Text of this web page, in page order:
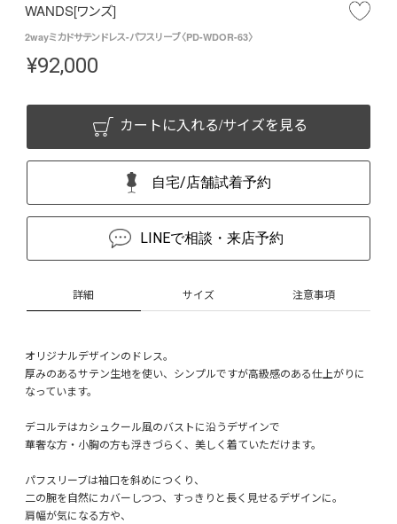
WANDS[ワンズ]
2wayミカドサテンドレス-パフスリーブ〈PD-WDOR-63〉
¥92,000
カートに入れる/サイズを見る
自宅/店舗試着予約
LINEで相談・来店予約
詳細 サイズ 注意事項
オリジナルデザインのドレス。
厚みのあるサテン生地を使い、シンプルですが高級感のある仕上がりに
なっています。
デコルテはカシュクール風のバストに沿うデザインで
華奢な方・小胸の方も浮きづらく、美しく着ていただけます。
パフスリーブは袖口を斜めにつくり、
二の腕を自然にカバーしつつ、すっきりと長く見せるデザインに。
肩幅が気になる方や、